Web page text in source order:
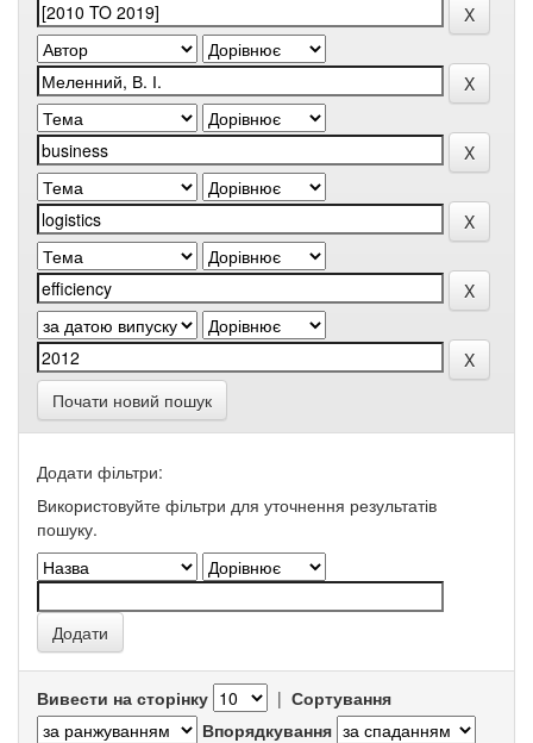
Почати новий пошук
Додати фільтри:
Використовуйте фільтри для уточнення результатів
пошуку.
Вивести на сторінку | Сортування
Впорядкування